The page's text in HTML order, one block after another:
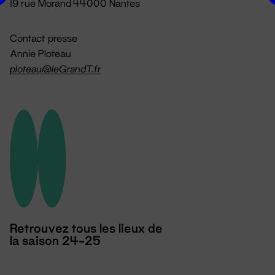
19 rue Morand 44000 Nantes
Contact presse
Annie Ploteau
ploteau@leGrandT.fr
Retrouvez tous les lieux de
la saison 24-25